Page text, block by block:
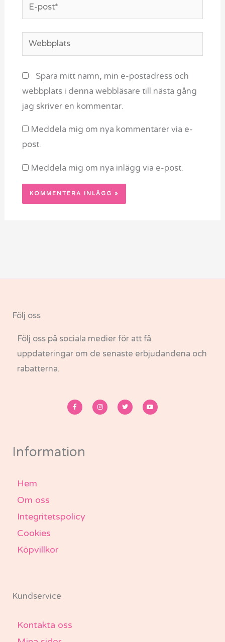
E-
post*
Webbplats
Spara mitt namn, min e-postadress och
webbplats i denna webbläsare till nästa gång
jag skriver en kommentar.
Meddela mig om nya kommentarer via e-
post.
Meddela mig om nya inlägg via e-post.
Följ oss
Följ oss på sociala medier för att få
uppdateringar om de senaste erbjudandena och
rabatterna.
a
c
e
f
n
s
t
w
i
t
o
u
t
Information
Hem
Om oss
Integritetspolicy
Cookies
Köpvillkor
Kundservice
Kontakta oss